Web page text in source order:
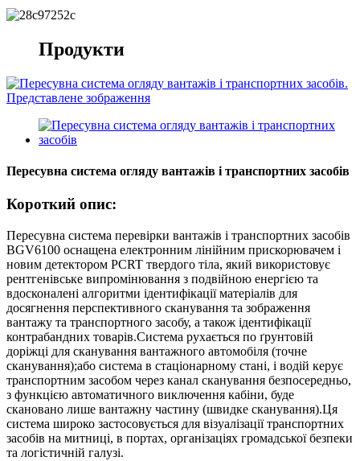
Продукти
Пересувна система огляду вантажів і транспортних засобів
Короткий опис:
Пересувна система перевірки вантажів і транспортних засобів
BGV6100 оснащена електронним лінійним прискорювачем і
новим детектором PCRT твердого тіла, який використовує
рентгенівське випромінювання з подвійною енергією та
вдосконалені алгоритми ідентифікації матеріалів для
досягнення перспективного сканування та зображення
вантажу та транспортного засобу, а також ідентифікації
контрабандних товарів.Система рухається по ґрунтовій
доріжці для сканування вантажного автомобіля (точне
сканування);або система в стаціонарному стані, і водій керує
транспортним засобом через канал сканування безпосередньо,
з функцією автоматичного виключення кабіни, буде
скановано лише вантажну частину (швидке сканування).Ця
система широко застосовується для візуалізації транспортних
засобів на митниці, в портах, організаціях громадської безпеки
та логістичній галузі.